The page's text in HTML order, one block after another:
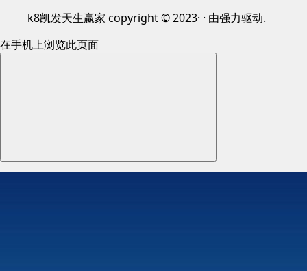
k8凯发天生赢家 copyright © 2023· · 由强力驱动.
在手机上浏览此页面